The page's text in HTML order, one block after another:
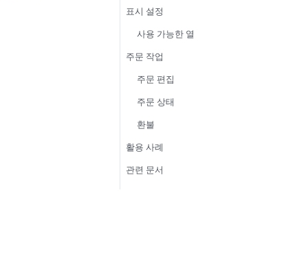
표시 설정
사용 가능한 열
주문 작업
주문 편집
주문 상태
환불
활용 사례
관련 문서